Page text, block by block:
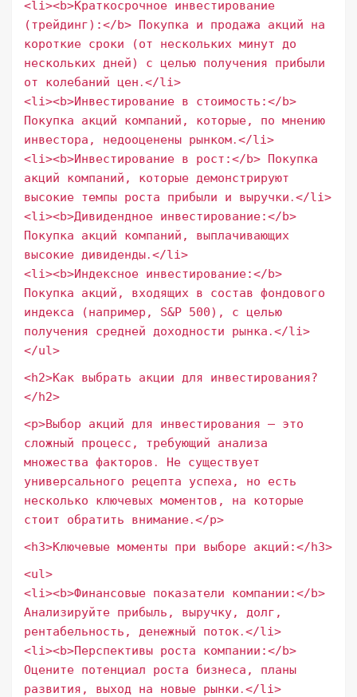
<li><b>Краткосрочное инвестирование
(трейдинг):</b> Покупка и продажа акций на
короткие сроки (от нескольких минут до
нескольких дней) с целью получения прибыли
от колебаний цен․</li>
<li><b>Инвестирование в стоимость:</b>
Покупка акций компаний, которые, по мнению
инвестора, недооценены рынком․</li>
<li><b>Инвестирование в рост:</b> Покупка
акций компаний, которые демонстрируют
высокие темпы роста прибыли и выручки․</li>
<li><b>Дивидендное инвестирование:</b>
Покупка акций компаний, выплачивающих
высокие дивиденды․</li>
<li><b>Индексное инвестирование:</b>
Покупка акций, входящих в состав фондового
индекса (например, S&P 500), с целью
получения средней доходности рынка․</li>
</ul>
<h2>Как выбрать акции для инвестирования?
</h2>
<p>Выбор акций для инвестирования – это
сложный процесс, требующий анализа
множества факторов․ Не существует
универсального рецепта успеха, но есть
несколько ключевых моментов, на которые
стоит обратить внимание․</p>
<h3>Ключевые моменты при выборе акций:</h3>
<ul>
<li><b>Финансовые показатели компании:</b>
Анализируйте прибыль, выручку, долг,
рентабельность, денежный поток․</li>
<li><b>Перспективы роста компании:</b>
Оцените потенциал роста бизнеса, планы
развития, выход на новые рынки․</li>